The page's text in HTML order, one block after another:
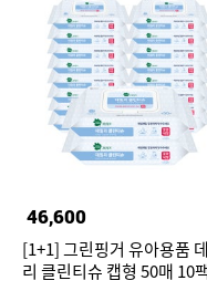
46,600
[1+1] 그린핑거 유아용품
리 클린티슈 캡형 50매 10